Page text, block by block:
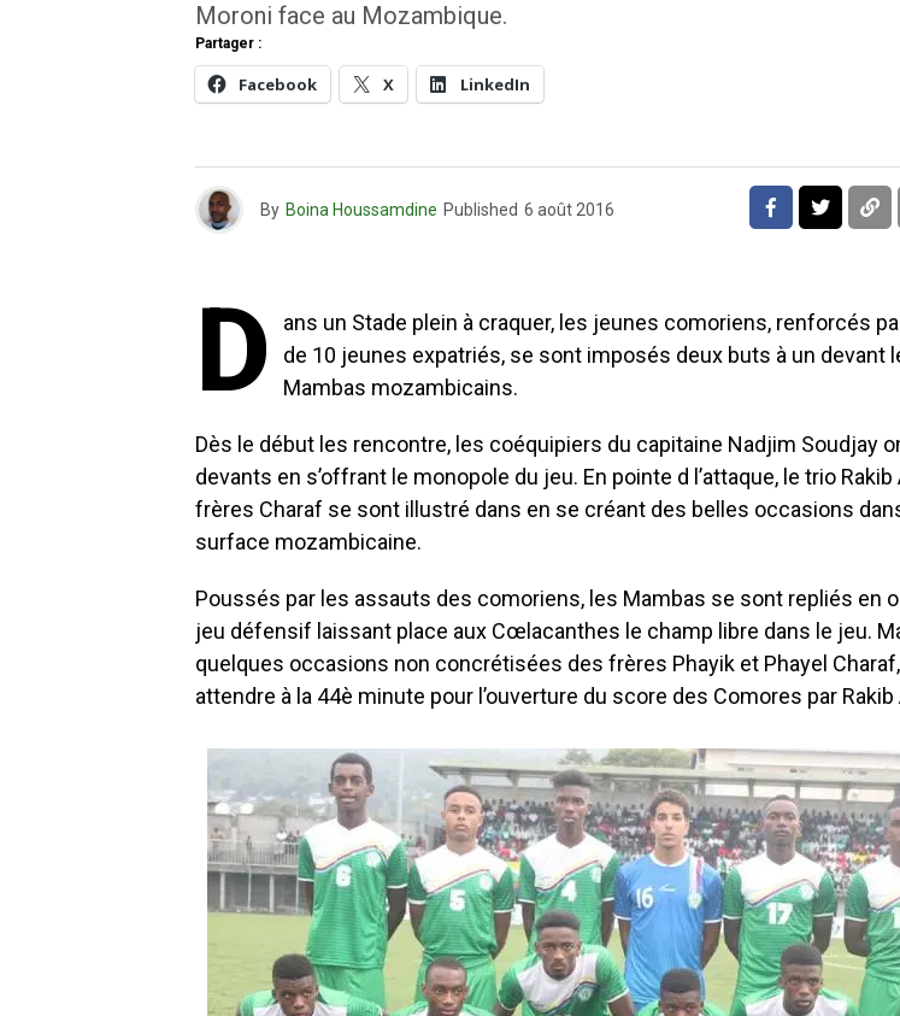
Moroni face au Mozambique.
Partager :
Facebook X LinkedIn
By Boina Houssamdine Published 6 août 2016
D
ans un Stade plein à craquer, les jeunes comoriens, renforcés
de 10 jeunes expatriés, se sont imposés deux buts à un devant
Mambas mozambicains.
Dès le début les rencontre, les coéquipiers du capitaine Nadjim Soudjay
devants en s’offrant le monopole du jeu. En pointe d l’attaque, le trio Rakib
frères Charaf se sont illustré dans en se créant des belles occasions
surface mozambicaine.
Poussés par les assauts des comoriens, les Mambas se sont repliés en
jeu défensif laissant place aux Cœlacanthes le champ libre dans le jeu.
quelques occasions non concrétisées des frères Phayik et Phayel
attendre à la 44è minute pour l’ouverture du score des Comores par Rakib